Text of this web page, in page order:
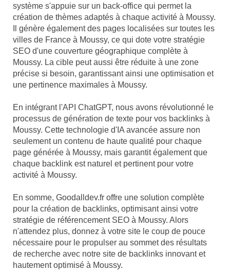
système s'appuie sur un back-office qui permet la
création de thèmes adaptés à chaque activité à Moussy.
Il génère également des pages localisées sur toutes les
villes de France à Moussy, ce qui dote votre stratégie
SEO d'une couverture géographique complète à
Moussy. La cible peut aussi être réduite à une zone
précise si besoin, garantissant ainsi une optimisation et
une pertinence maximales à Moussy.
En intégrant l'API ChatGPT, nous avons révolutionné le
processus de génération de texte pour vos backlinks à
Moussy. Cette technologie d'IA avancée assure non
seulement un contenu de haute qualité pour chaque
page générée à Moussy, mais garantit également que
chaque backlink est naturel et pertinent pour votre
activité à Moussy.
En somme, Goodalldev.fr offre une solution complète
pour la création de backlinks, optimisant ainsi votre
stratégie de référencement SEO à Moussy. Alors
n'attendez plus, donnez à votre site le coup de pouce
nécessaire pour le propulser au sommet des résultats
de recherche avec notre site de backlinks innovant et
hautement optimisé à Moussy.